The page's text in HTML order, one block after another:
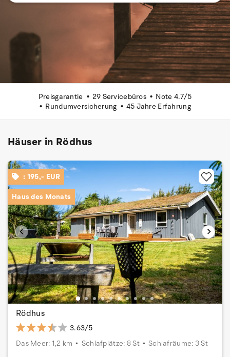
Preisgarantie 29 Servicebüros
Note 4.7/5
Rundumversicherung
45 Jahre Erfahrung
Häuser in Rödhus
: 195,- EUR
Haus des Monats
Rödhus
3.63/5
Das Meer: 1,2 km
Schlafplätze: 8 St Schlafräume: 3 St